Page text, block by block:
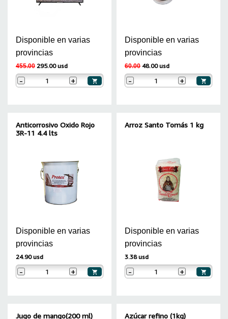
Disponible en varias
provincias
455.00 295.00 usd
- +
Disponible en varias
provincias
60.00 48.00 usd
- +
Anticorrosivo Oxido Rojo
3R-11 4.4 lts
Disponible en varias
provincias
24.90 usd
- +
Arroz Santo Tomás 1 kg
Disponible en varias
provincias
3.38 usd
- +
Jugo de mango(200 ml)
Azúcar refino (1kg)